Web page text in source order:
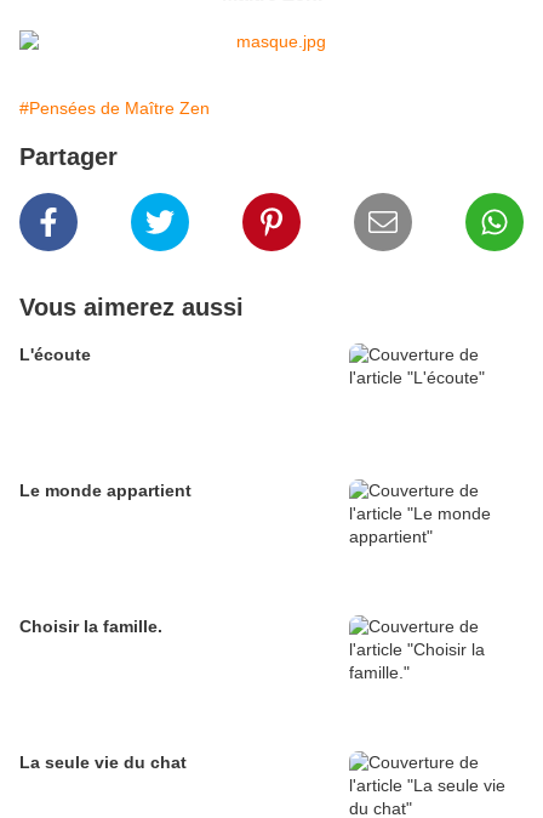
#Pensées de Maître Zen
Partager
Vous aimerez aussi
L'écoute
Le monde appartient
Choisir la famille.
La seule vie du chat